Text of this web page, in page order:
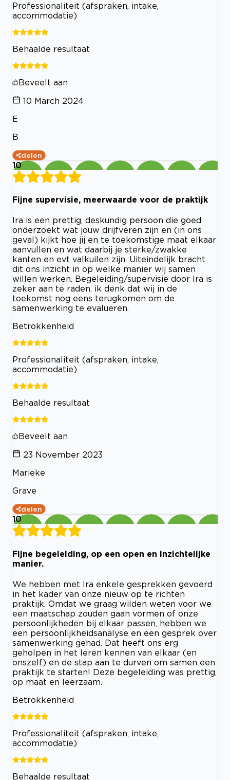
Professionaliteit (afspraken, intake,
accommodatie)
Behaalde resultaat
Beveelt aan
10 March 2024
E
B
delen
10
Fijne supervisie, meerwaarde voor de praktijk
Ira is een prettig, deskundig persoon die goed
onderzoekt wat jouw drijfveren zijn en (in ons
geval) kijkt hoe jij en te toekomstige maat elkaar
aanvullen en wat daarbij je sterke/zwakke
kanten en evt valkuilen zijn. Uiteindelijk bracht
dit ons inzicht in op welke manier wij samen
willen werken. Begeleiding/supervisie door Ira is
zeker aan te raden. ik denk dat wij in de
toekomst nog eens terugkomen om de
samenwerking te evalueren.
Betrokkenheid
Professionaliteit (afspraken, intake,
accommodatie)
Behaalde resultaat
Beveelt aan
23 November 2023
Marieke
Grave
delen
10
Fijne begeleiding, op een open en inzichtelijke
manier.
We hebben met Ira enkele gesprekken gevoerd
in het kader van onze nieuw op te richten
praktijk. Omdat we graag wilden weten voor we
een maatschap zouden gaan vormen of onze
persoonlijkheden bij elkaar passen, hebben we
een persoonlijkheidsanalyse en een gesprek over
samenwerking gehad. Dat heeft ons erg
geholpen in het leren kennen van elkaar (en
onszelf) en de stap aan te durven om samen een
praktijk te starten! Deze begeleiding was prettig,
op maat en leerzaam.
Betrokkenheid
Professionaliteit (afspraken, intake,
accommodatie)
Behaalde resultaat